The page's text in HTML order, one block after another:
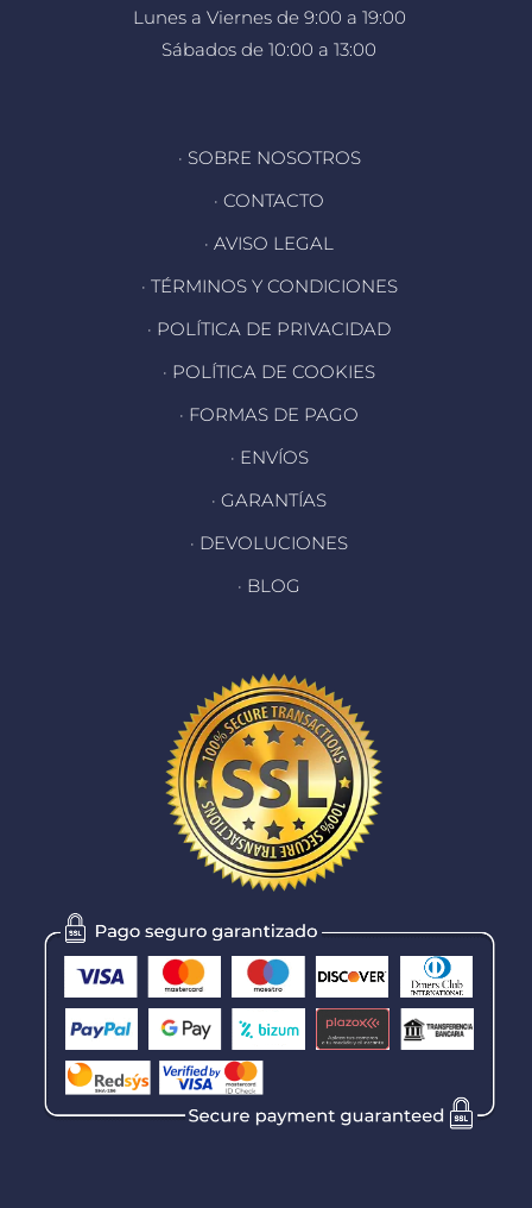
Lunes a Viernes de 9:00 a 19:00
Sábados de 10:00 a 13:00
· SOBRE NOSOTROS
· CONTACTO
· AVISO LEGAL
· TÉRMINOS Y CONDICIONES
· POLÍTICA DE PRIVACIDAD
· POLÍTICA DE COOKIES
· FORMAS DE PAGO
· ENVÍOS
· GARANTÍAS
· DEVOLUCIONES
· BLOG